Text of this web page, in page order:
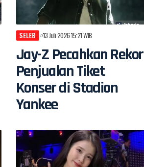
SELEB 13 Juli 2026 15:21 WIB
Jay-Z Pecahkan Rekor
Penjualan Tiket
Konser di Stadion
Yankee